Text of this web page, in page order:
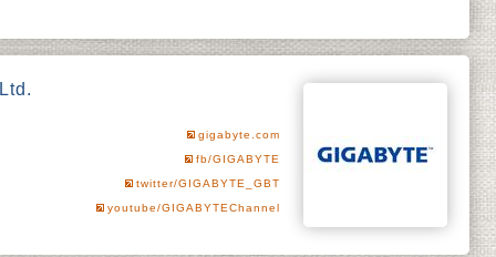
gigabyte.com
fb/GIGABYTE
twitter/GIGABYTE_GBT
youtube/GIGABYTEChannel